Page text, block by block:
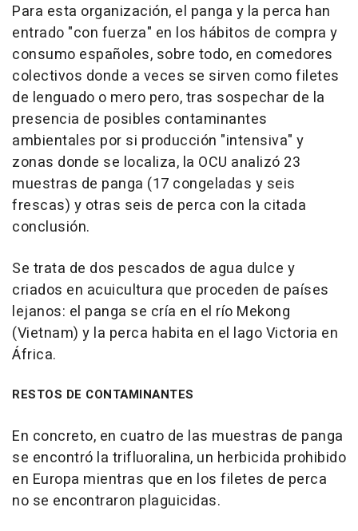
Para esta organización, el panga y la perca han
entrado "con fuerza" en los hábitos de compra y
consumo españoles, sobre todo, en comedores
colectivos donde a veces se sirven como filetes
de lenguado o mero pero, tras sospechar de la
presencia de posibles contaminantes
ambientales por si producción "intensiva" y
zonas donde se localiza, la OCU analizó 23
muestras de panga (17 congeladas y seis
frescas) y otras seis de perca con la citada
conclusión.
Se trata de dos pescados de agua dulce y
criados en acuicultura que proceden de países
lejanos: el panga se cría en el río Mekong
(Vietnam) y la perca habita en el lago Victoria en
África.
RESTOS DE CONTAMINANTES
En concreto, en cuatro de las muestras de panga
se encontró la trifluoralina, un herbicida prohibido
en Europa mientras que en los filetes de perca
no se encontraron plaguicidas.